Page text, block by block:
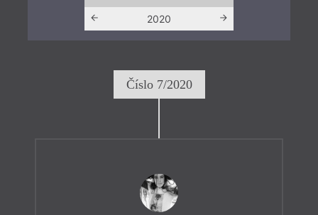
2020
Číslo 7/2020